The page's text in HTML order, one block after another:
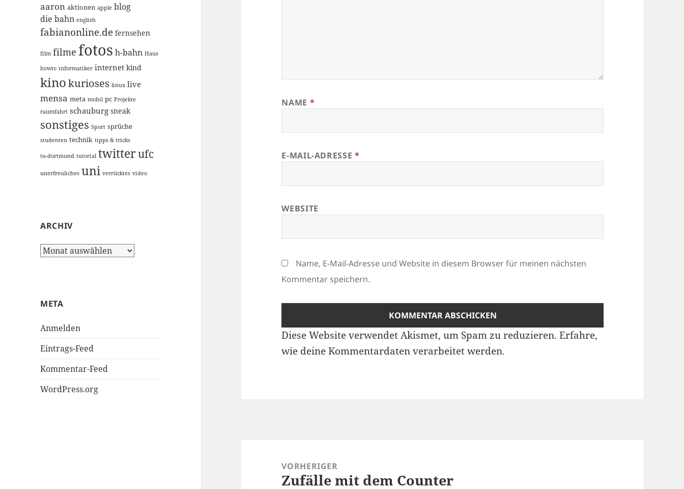
aaron aktionen apple blog
die bahn english
fabianonline.de fernsehen
film filme fotos h-bahn Haus
howto informatiker internet kind
kinokurioses linux live
mensa meta mobil pc Projekte
raumfahrt schauburg sneak
sonstiges Sport sprüche
studenten technik tipps & tricks
tu-dortmund tutorial twitterufc
unerfreuliches uni verrücktes video
ARCHIV
Archiv
META
Anmelden
Eintrags-Feed
Kommentar-Feed
WordPress.org
NAME *
E-MAIL-ADRESSE *
WEBSITE
Name, E-Mail-Adresse und Website in diesem Browser für meinen nächsten
Kommentar speichern.
Diese Website verwendet Akismet, um Spam zu reduzieren.Erfahre,
wie deine Kommentardaten verarbeitet werden.
VORHERIGER
Vorheriger
Zufälle mit dem Counter